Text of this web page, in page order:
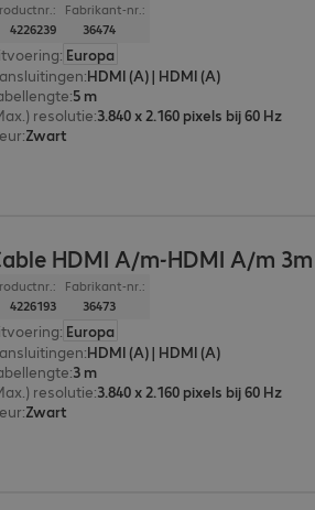
4226239
Fabrikant-nr.:
36474
: Europa
:HDMI (A) | HDMI (A)
:5 m
resolutie:3.840 x 2.160 pixels bij 60 Hz
:Zwart
HDMI A/m-HDMI A/m
4226193
Fabrikant-nr.:
36473
: Europa
:HDMI (A) | HDMI (A)
:3 m
resolutie:3.840 x 2.160 pixels bij 60 Hz
:Zwart